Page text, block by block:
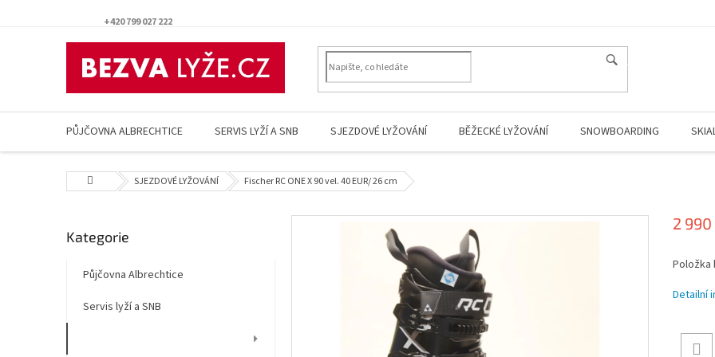
+420 799 027 222
PŮJČOVNA ALBRECHTICE SERVIS LYŽÍ A SNB SJEZDOVÉ LYŽOVÁNÍ BĚŽECKÉ LYŽOVÁNÍ SNOWBOARDING
Domů SJEZDOVÉ LYŽOVÁNÍ Fischer RC ONE X 90 vel. 40 EUR/ 26 cm
o
n
Přeskočit
Kategorie
Půjčovna Albrechtice
Servis lyží a SNB
2 990
cena:
Detailní